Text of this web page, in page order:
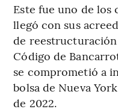
Este fue uno de los
llegó con sus
de reestructuración
Código de
se comprometió a
bolsa de Nueva
de 2022.